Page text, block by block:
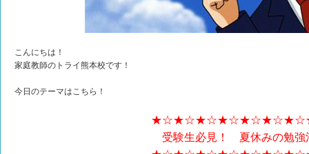
こんにちは！
家庭教師のトライ熊本校です！
今日のテーマはこちら！
受験生必見！ 夏休みの勉強